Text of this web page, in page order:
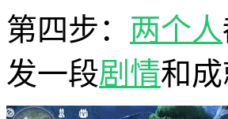
第四步： 两个人
发一段剧情和成